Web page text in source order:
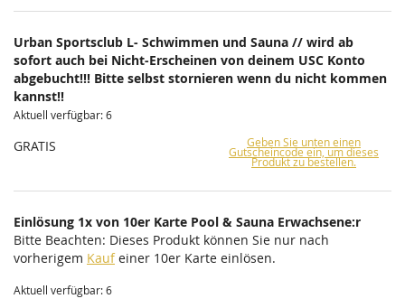
Urban Sportsclub L- Schwimmen und Sauna // wird ab
sofort auch bei Nicht-Erscheinen von deinem USC Konto
abgebucht!!! Bitte selbst stornieren wenn du nicht kommen
kannst!!
Aktuell verfügbar: 6
GRATIS Geben Sie unten einen
Gutscheincode ein, um dieses
Produkt zu bestellen.
Einlösung 1x von 10er Karte Pool & Sauna Erwachsene:r
Bitte Beachten: Dieses Produkt können Sie nur nach
vorherigem Kaufeiner 10er Karte einlösen.
Aktuell verfügbar: 6